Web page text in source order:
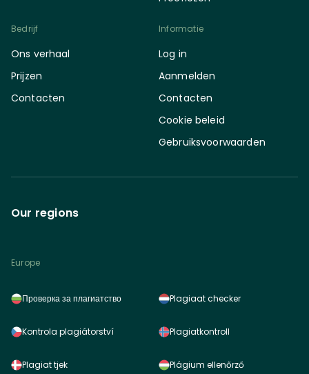
Bedrijf
Ons verhaal
Prijzen
Contacten
Informatie
Log in
Aanmelden
Contacten
Cookie beleid
Gebruiksvoorwaarden
Our regions
Europe
Проверка за плагиатство
Kontrola plagiátorství
Plagiat tjek
Plagiaat checker
Plagiatkontroll
Plágium ellenőrző